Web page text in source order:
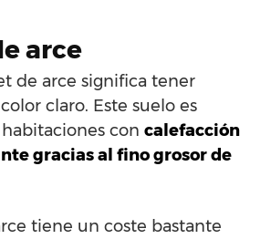
arce
de arce significa tener
claro. Este suelo es
con calefacción
gracias al fino grosor de
tiene un coste bastante